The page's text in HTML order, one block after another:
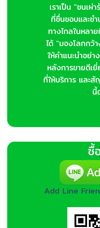
เราเป็น "ชนเผ่
ที่ชื่นชอบและช
ทางไกลในหลา
ได้ "มองโลกกว้
ให้คำแนะนำอย่า
หลังการขายดีเ
ที่ให้บริการ และ
นี้
ซื้
Add Line